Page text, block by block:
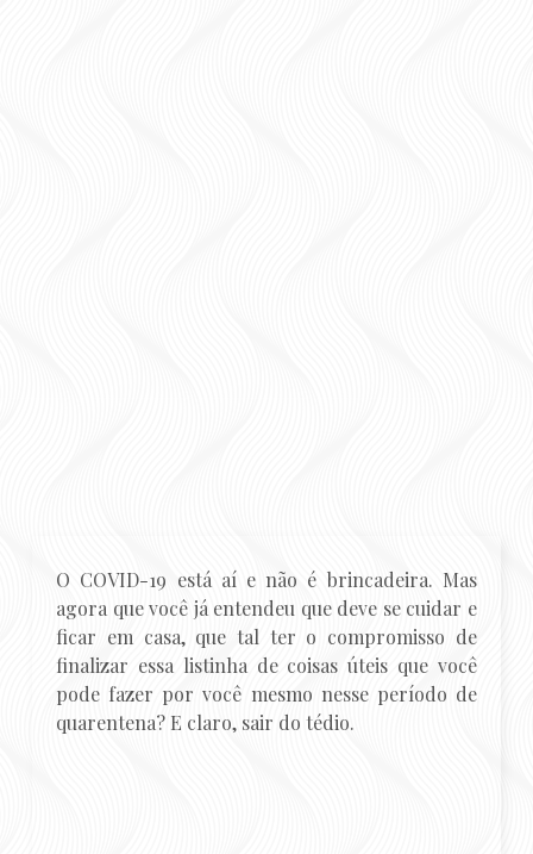
O COVID-19 está aí e não é brincadeira. Mas
agora que você já entendeu que deve se cuidar e
ficar em casa, que tal ter o compromisso de
finalizar essa listinha de coisas úteis que você
pode fazer por você mesmo nesse período de
quarentena? E claro, sair do tédio.